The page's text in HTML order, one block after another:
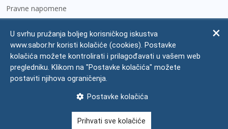
Pravne napomene
Zaštita osobnih podataka
Impressum
Česta pitanja
U svrhu pružanja boljeg korisničkog iskustva
www.sabor.hr koristi kolačiće (cookies). Postavke
kolačića možete kontrolirati i prilagođavati u vašem web
pregledniku. Klikom na "Postavke kolačića" možete
postaviti njihova ograničenja.
Postavke kolačića
Prihvati sve kolačiće